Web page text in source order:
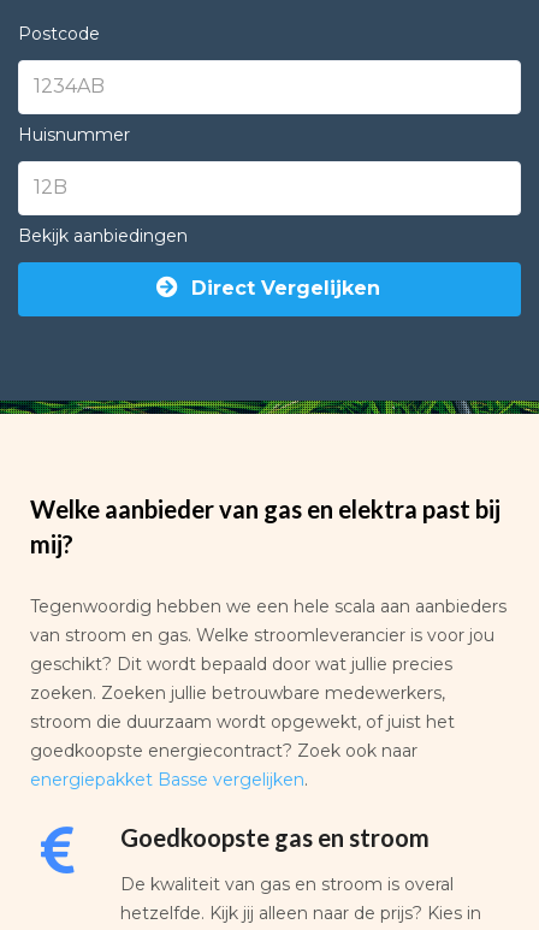
Postcode
Huisnummer
Bekijk aanbiedingen
Direct Vergelijken
Welke aanbieder van gas en elektra past bij
mij?
Tegenwoordig hebben we een hele scala aan aanbieders
van stroom en gas. Welke stroomleverancier is voor jou
geschikt? Dit wordt bepaald door wat jullie precies
zoeken. Zoeken jullie betrouwbare medewerkers,
stroom die duurzaam wordt opgewekt, of juist het
goedkoopste energiecontract? Zoek ook naar
energiepakket Basse vergelijken.
Goedkoopste gas en stroom
De kwaliteit van gas en stroom is overal
hetzelfde. Kijk jij alleen naar de prijs? Kies in